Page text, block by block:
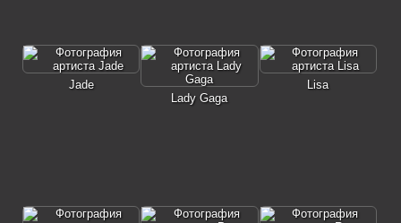
Jade
Lady Gaga
Lisa